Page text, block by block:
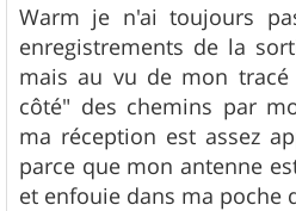
Warm je n'ai toujours
enregistrements de la
mais au vu de mon tracé
côté" des chemins par
ma réception est assez
parce que mon antenne
et enfouie dans ma poche